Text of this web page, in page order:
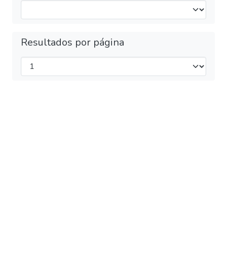
Resultados por página